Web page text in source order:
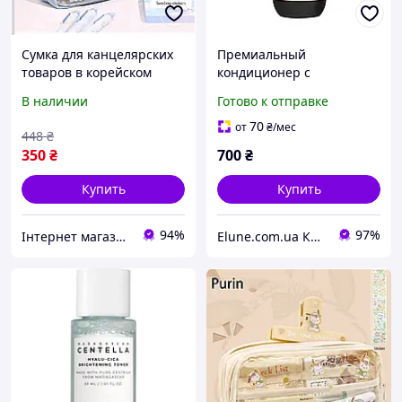
Сумка для канцелярских
товаров в корейском
держатель для
пенал, школьный прила
В наличии
350₴
448 ₴
Купить
Інтернет магазин Mobizoo 94%
Премиальный
кондиционер с
чеснока Daeng Gi Meo Ri
Black Garlic, 500 мл
Готово к отправке
от70₴/мес
700₴
Купить
Elune.com.ua Косметика и Духи 97%